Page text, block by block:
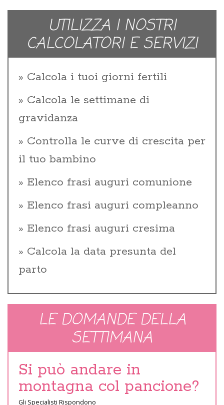
UTILIZZA I NOSTRI
CALCOLATORI E SERVIZI
Calcola i tuoi giorni fertili
Calcola le settimane di
gravidanza
Controlla le curve di crescita per
il tuo bambino
Elenco frasi auguri comunione
Elenco frasi auguri compleanno
Elenco frasi auguri cresima
Calcola la data presunta del
parto
LE DOMANDE DELLA
SETTIMANA
Si può andare in
montagna col pancione?
Gli Specialisti Rispondono